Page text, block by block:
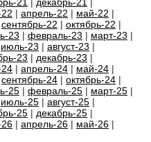
21 | декабрь-21 |
| апрель-22 | май-22 |
сентябрь-22 | октябрь-22 |
23 | февраль-23 | март-23 |
июль-23 | август-23 |
23 | декабрь-23 |
| апрель-24 | май-24 |
сентябрь-24 | октябрь-24 |
25 | февраль-25 | март-25 |
июль-25 | август-25 |
25 | декабрь-25 |
| апрель-26 | май-26 |